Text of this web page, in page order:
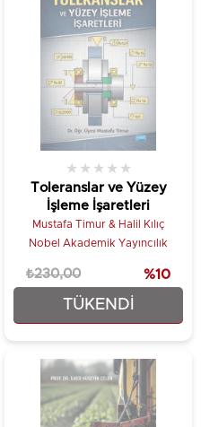
TÜKENDI
Toleranslar ve Yüzey
İşleme İşaretleri
★ ★ ★ ★ ★
Mustafa Timur & Halil Kılıç
Nobel Akademik Yayıncılık
₺207,00
₺230,00 %10